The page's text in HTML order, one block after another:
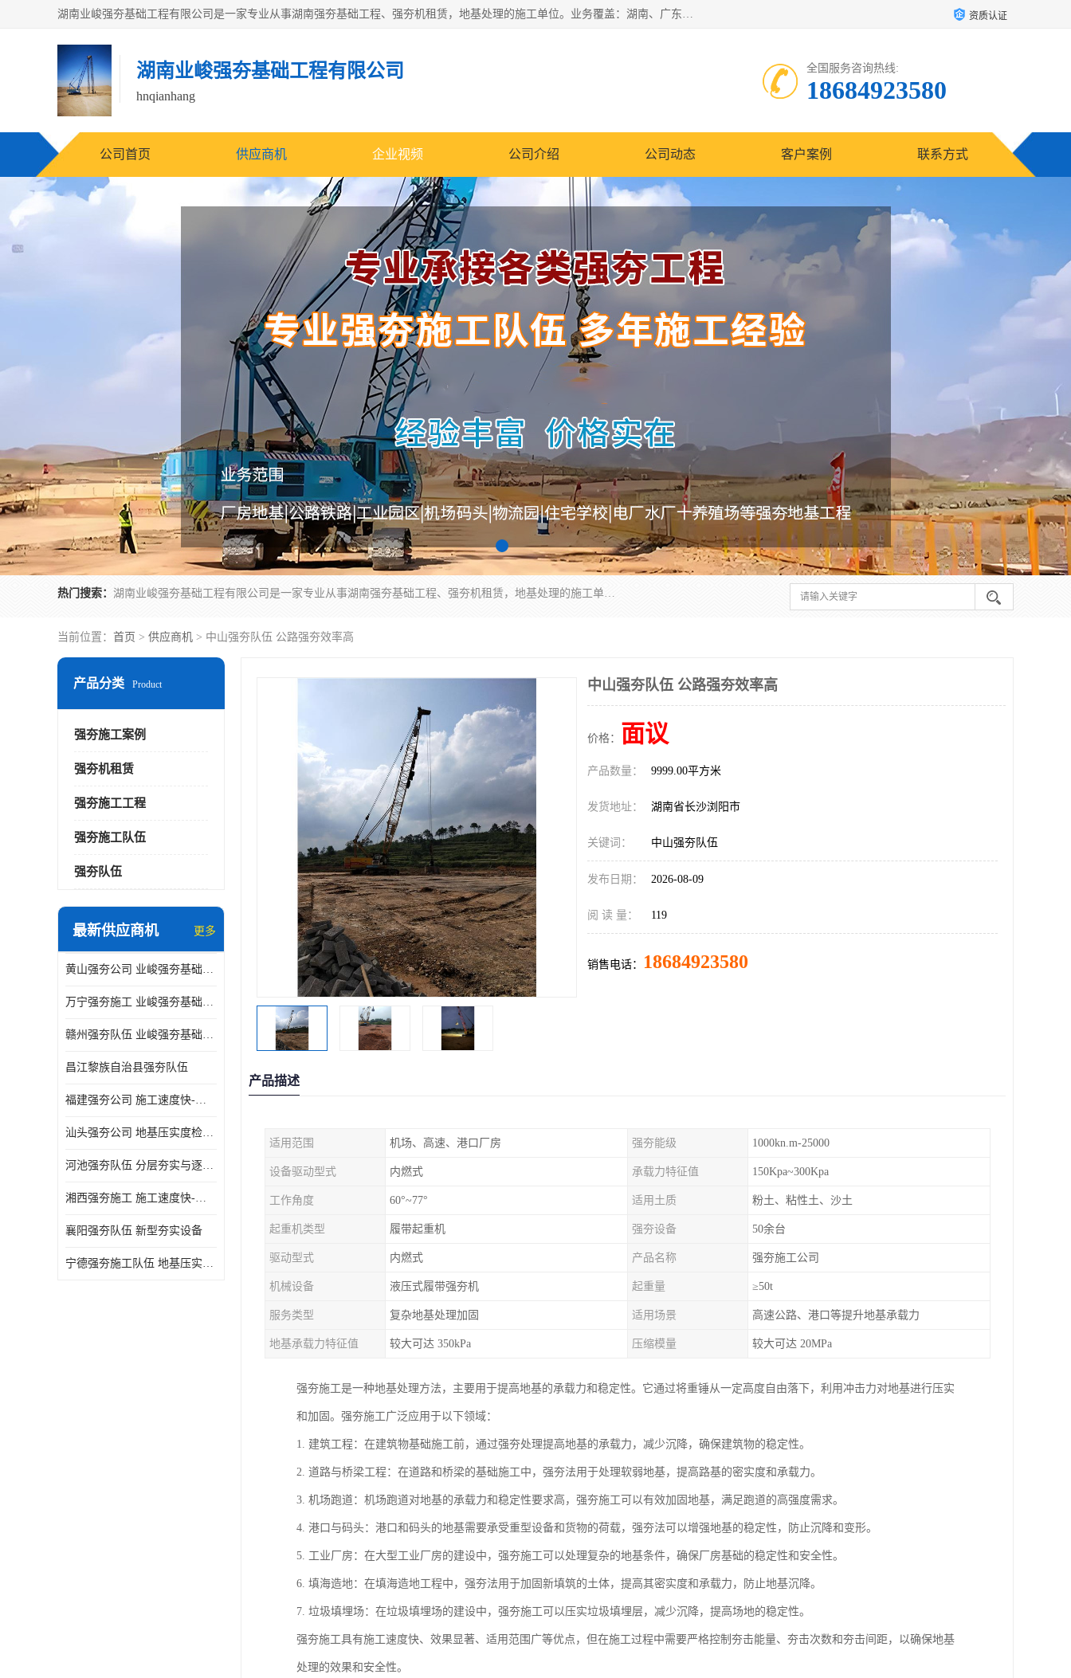
湖南业峻强夯基础工程有限公司是一家专业从事湖南强夯基础工程、强夯机租赁，地基处理的施工单位。业务覆盖：湖南、广东，江西等地。可承接1000KN.m-25000KN.m强夯（置换）工程。公司创始人是国内较早期从事强夯施工的建设者，经过多年的一步一个脚印的发展，在行业内具有较高的度和良好的口碑。 资质认证
湖南业峻强夯基础工程有限公司
hnqianhang
全国服务咨询热线:
18684923580
公司首页 供应商机 企业视频 公司介绍 公司动态 客户案例 联系方式
热门搜索： 湖南业峻强夯基础工程有限公司是一家专业从事湖南强夯基础工程、强夯机租赁，地基处理的施工单位。业务覆盖：湖南、广东，江西等地。可承接1000KN.m-25000KN.m强夯（置换）工程。公司创始人是国内较早期从事强夯施工的建设者，经过多年的一步一个脚印的发展，在行业内具有较高的度和良好的口碑。
当前位置： 首页 > 供应商机 > 中山强夯队伍 公路强夯效率高
产品分类 Product
强夯施工案例
强夯机租赁
强夯施工工程
强夯施工队伍
强夯队伍
最新供应商机 更多
黄山强夯公司 业峻强夯基础工程
万宁强夯施工 业峻强夯基础工程
赣州强夯队伍 业峻强夯基础工程
昌江黎族自治县强夯队伍
福建强夯公司 施工速度快-施耐用性强
汕头强夯公司 地基压实度检测方法与标准
河池强夯队伍 分层夯实与逐层检测技术
湘西强夯施工 施工速度快-施耐用性强
襄阳强夯队伍 新型夯实设备
宁德强夯施工队伍 地基压实度检测方法与标准
中山强夯队伍 公路强夯效率高
价格： 面议
产品数量： 9999.00平方米
发货地址： 湖南省长沙浏阳市
关键词： 中山强夯队伍
发布日期： 2026-08-09
阅 读 量： 119
销售电话： 18684923580
产品描述
适用范围 机场、高速、港口厂房 强夯能级 1000kn.m-25000
设备驱动型式 内燃式 承载力特征值 150Kpa~300Kpa
工作角度 60°~77° 适用土质 粉土、粘性土、沙土
起重机类型 履带起重机 强夯设备 50余台
驱动型式 内燃式 产品名称 强夯施工公司
机械设备 液压式履带强夯机 起重量 ≥50t
服务类型 复杂地基处理加固 适用场景 高速公路、港口等提升地基承载力
地基承载力特征值 较大可达 350kPa 压缩模量 较大可达 20MPa
强夯施工是一种地基处理方法，主要用于提高地基的承载力和稳定性。它通过将重锤从一定高度自由落下，利用冲击力对地基进行压实
和加固。强夯施工广泛应用于以下领域：
1. 建筑工程：在建筑物基础施工前，通过强夯处理提高地基的承载力，减少沉降，确保建筑物的稳定性。
2. 道路与桥梁工程：在道路和桥梁的基础施工中，强夯法用于处理软弱地基，提高路基的密实度和承载力。
3. 机场跑道：机场跑道对地基的承载力和稳定性要求高，强夯施工可以有效加固地基，满足跑道的高强度需求。
4. 港口与码头：港口和码头的地基需要承受重型设备和货物的荷载，强夯法可以增强地基的稳定性，防止沉降和变形。
5. 工业厂房：在大型工业厂房的建设中，强夯施工可以处理复杂的地基条件，确保厂房基础的稳定性和安全性。
6. 填海造地：在填海造地工程中，强夯法用于加固新填筑的土体，提高其密实度和承载力，防止地基沉降。
7. 垃圾填埋场：在垃圾填埋场的建设中，强夯施工可以压实垃圾填埋层，减少沉降，提高场地的稳定性。
强夯施工具有施工速度快、效果显著、适用范围广等优点，但在施工过程中需要严格控制夯击能量、夯击次数和夯击间距，以确保地基
处理的效果和安全性。